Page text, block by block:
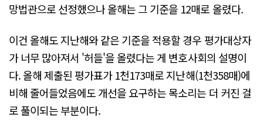
망법관으로 선정했으나 올해는 그 기준을 12매로 올렸다.
이건 올해도 지난해와 같은 기준을 적용할 경우 평가대상자
가 너무 많아져서 '허들'을 올렸다는 게 변호사회의 설명이
다. 올해 제출된 평가표가 1천173매로 지난해(1천358매)에
비해 줄어들었음에도 개선을 요구하는 목소리는 더 커진 걸
로 풀이되는 부분이다.